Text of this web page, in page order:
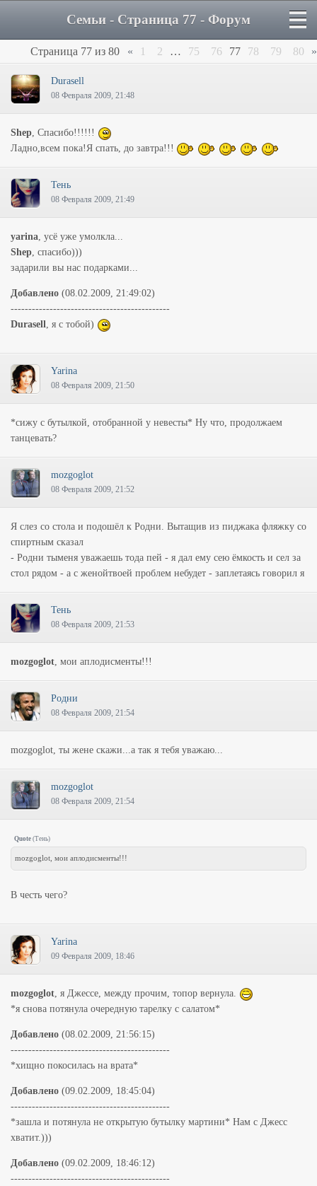
Семьи - Страница 77 - Форум
Страница 77 из 80 « 1 2 … 75 76 77 78 79 80 »
Durasell
08 Февраля 2009, 21:48
Shep, Спасибо!!!!!!
Ладно,всем пока!Я спать, до завтра!!!
Тень
08 Февраля 2009, 21:49
yarina, усё уже умолкла...
Shep, спасибо)))
задарили вы нас подарками...
Добавлено (08.02.2009, 21:49:02)
---------------------------------------------
Durasell, я с тобой)
Yarina
08 Февраля 2009, 21:50
*сижу с бутылкой, отобранной у невесты* Ну что, продолжаем
танцевать?
mozgoglot
08 Февраля 2009, 21:52
Я слез со стола и подошёл к Родни. Вытащив из пиджака фляжку со
спиртным сказал
- Родни тыменя уважаешь тода пей - я дал ему сею ёмкость и сел за
стол рядом - а с женойтвоей проблем небудет - заплетаясь говорил я
Тень
08 Февраля 2009, 21:53
mozgoglot, мои аплодисменты!!!
Родни
08 Февраля 2009, 21:54
mozgoglot, ты жене скажи...а так я тебя уважаю...
mozgoglot
08 Февраля 2009, 21:54
Quote (Тень)
mozgoglot, мои аплодисменты!!!
В честь чего?
Yarina
09 Февраля 2009, 18:46
mozgoglot, я Джессе, между прочим, топор вернула.
*я снова потянула очередную тарелку с салатом*
Добавлено (08.02.2009, 21:56:15)
---------------------------------------------
*хищно покосилась на врата*
Добавлено (09.02.2009, 18:45:04)
---------------------------------------------
*зашла и потянула не открытую бутылку мартини* Нам с Джесс
хватит.)))
Добавлено (09.02.2009, 18:46:12)
---------------------------------------------